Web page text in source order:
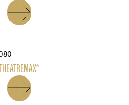
THEATREMAX®